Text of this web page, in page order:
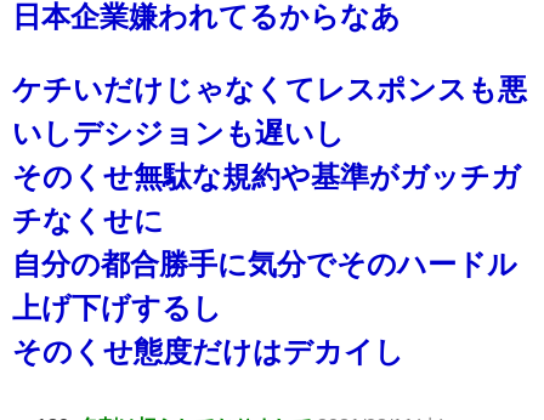
日本企業嫌われてるからなあ
ケチいだけじゃなくてレスポンスも悪
いしデシジョンも遅いし
そのくせ無駄な規約や基準がガッチガ
チなくせに
自分の都合勝手に気分でそのハードル
上げ下げするし
そのくせ態度だけはデカイし